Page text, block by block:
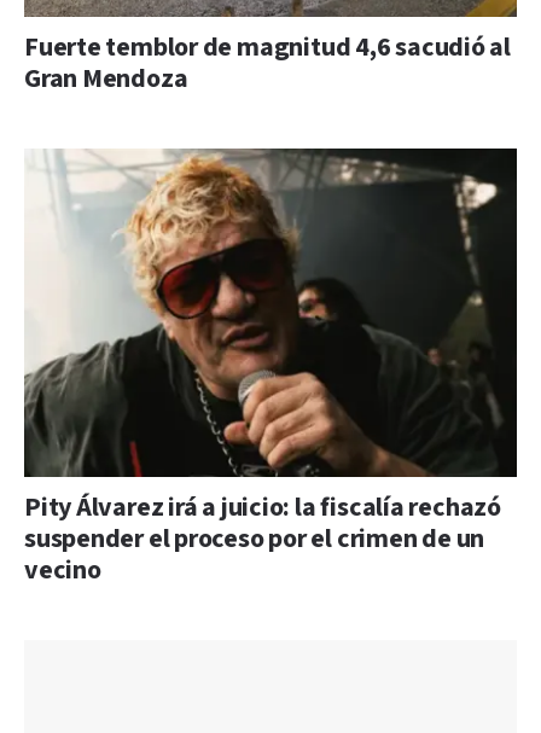
Fuerte temblor de magnitud 4,6 sacudió al
Gran Mendoza
Pity Álvarez irá a juicio: la fiscalía rechazó
suspender el proceso por el crimen de un
vecino